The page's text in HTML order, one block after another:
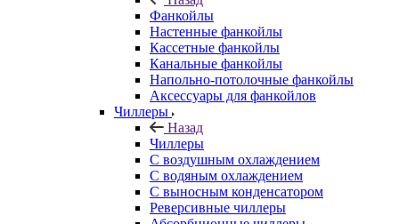
Фанкойлы
Настенные фанкойлы
Кассетные фанкойлы
Канальные фанкойлы
Напольно-потолочные фанкойлы
Аксессуары для фанкойлов
Чиллеры
Назад
Чиллеры
С воздушным охлаждением
С водяным охлаждением
С выносным конденсатором
Реверсивные чиллеры